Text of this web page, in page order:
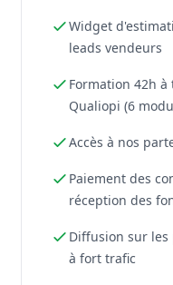
Widget
leads vendeurs
Formation 42h
Qualiopi (6
Accès à nos
Paiement des
réception des
Diffusion sur
à fort trafic